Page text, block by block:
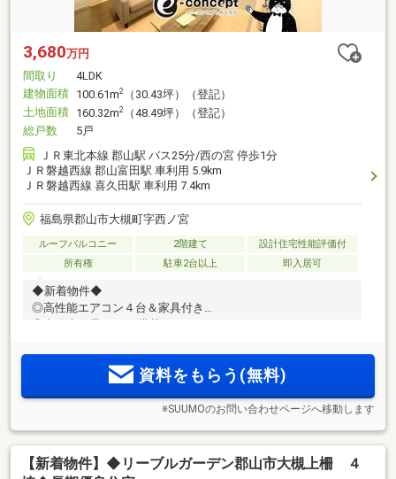
3,680万円
間取り
4LDK
建物面積 100.61m2
（30.43坪）（登記）
土地面積 160.32m2
（48.49坪）（登記）
総戸数
5戸
ＪＲ東北本線 郡山駅 バス25分/西の宮 停歩1分
ＪＲ磐越西線 郡山富田駅 車利用 5.9km
ＪＲ磐越西線 喜久田駅 車利用 7.4km
福島県郡山市大槻町字西ノ宮
ルーフバルコニー 2階建て
設計住宅性能評価付
所有権
駐車2台以上 即入居可
◆新着物件◆
◎高性能エアコン４台＆家具付き
資料をもらう(無料)
※SUUMOのお問い合わせページへ移動します
【新着物件】◆リーブルガーデン郡山市大槻上柵 ４